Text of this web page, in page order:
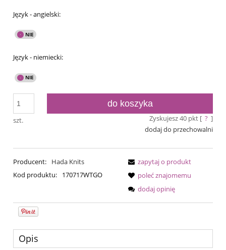
Język - angielski:
Język - niemiecki:
szt.
do koszyka
Zyskujesz40pkt [ ? ]
dodaj do przechowalni
Producent:
Hada Knits
Kod produktu:
170717WTGO
zapytaj o produkt
poleć znajomemu
dodaj opinię
Opis